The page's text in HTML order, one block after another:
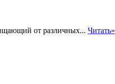
от различных... Читать»